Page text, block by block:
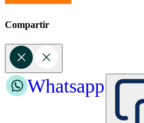
Compartir
Whatsapp